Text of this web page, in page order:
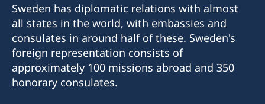
Sweden has diplomatic relations with almost
all states in the world, with embassies and
consulates in around half of these. Sweden's
foreign representation consists of
approximately 100 missions abroad and 350
honorary consulates.